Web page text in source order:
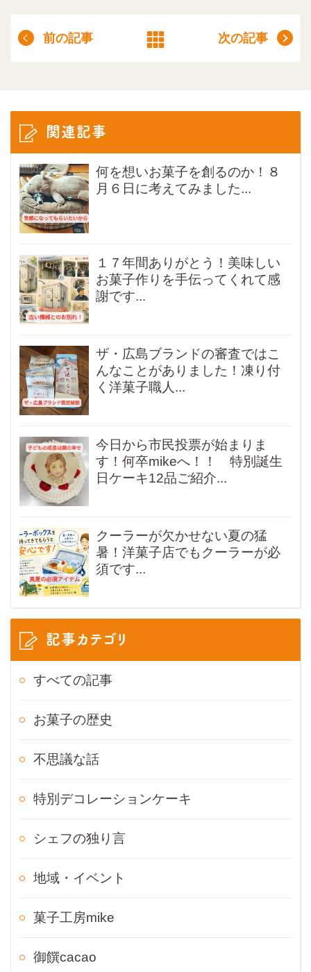
前の記事 次の記事
関連記事
何を想いお菓子を創るのか！８
月６日に考えてみました...
１７年間ありがとう！美味しい
お菓子作りを手伝ってくれて感
謝です...
ザ・広島ブランドの審査ではこ
んなことがありました！凍り付
く洋菓子職人...
今日から市民投票が始まりま
す！何卒mikeへ！！ 特別誕生
日ケーキ12品ご紹介...
クーラーが欠かせない夏の猛
暑！洋菓子店でもクーラーが必
須です...
記事カテゴリ
すべての記事
お菓子の歴史
不思議な話
特別デコレーションケーキ
シェフの独り言
地域・イベント
菓子工房mike
御饌cacao